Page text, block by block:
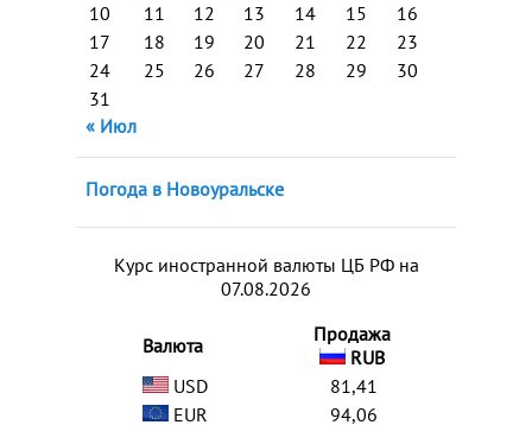
10
11 12 13 14 15
16
17
18 19 20 21 22
23
24
25 26 27 28 29
30
31
« Июл
Погода в Новоуральске
Курс иностранной валюты ЦБ РФ на
07.08.2026
Валюта
Продажа
RUB
USD
81,41
EUR
94,06